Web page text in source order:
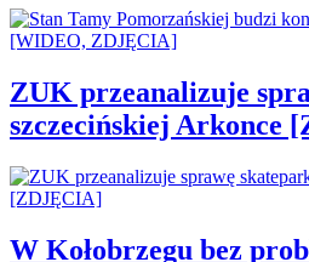
ZUK przeanalizuje
szczecińskiej Arkonce
W Kołobrzegu bez